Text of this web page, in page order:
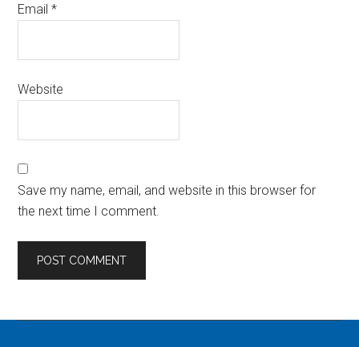
Email*
Website
Save my name, email, and website in this browser for
the next time I comment.